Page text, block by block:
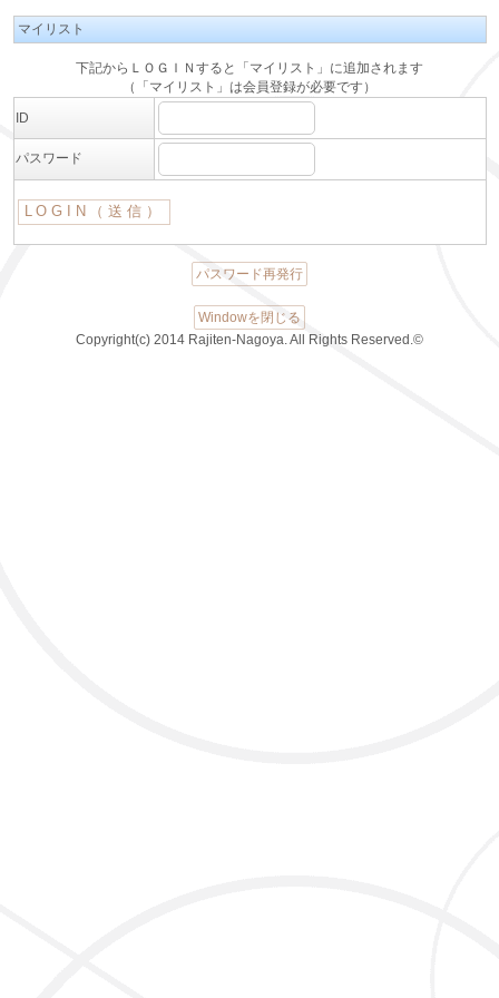
マイリスト
下記からＬＯＧＩＮすると「マイリスト」に追加されます
（「マイリスト」は会員登録が必要です）
ID
パスワード
パスワード再発行
Windowを閉じる
Copyright(c) 2014 Rajiten-Nagoya. All Rights Reserved.©